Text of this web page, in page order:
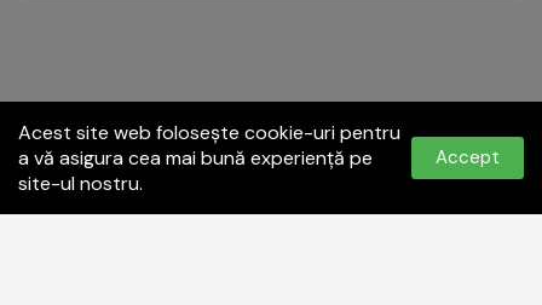
Acest site web folosește cookie-uri pentru
a vă asigura cea mai bună experiență pe
site-ul nostru.
Accept